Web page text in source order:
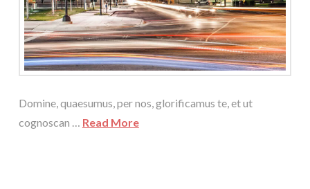
Domine, quaesumus, per nos, glorificamus te, et ut
cognoscan … Read More